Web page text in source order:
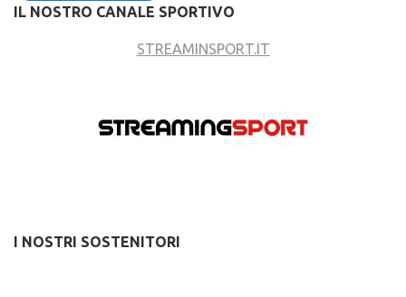
IL NOSTRO CANALE SPORTIVO
STREAMINSPORT.IT
I NOSTRI SOSTENITORI